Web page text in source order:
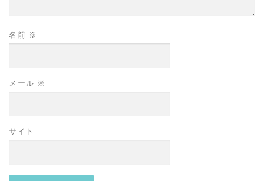
名前 ※
メール ※
サイト